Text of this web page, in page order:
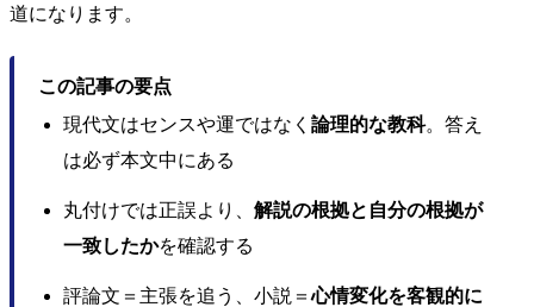
道になります。
この記事の要点
現代文はセンスや運ではなく 論理的な教科。答え
は必ず本文中にある
丸付けでは正誤より、 解説の根拠と自分の根拠が
一致したかを確認する
評論文＝主張を追う、小説＝心情変化を客観的に